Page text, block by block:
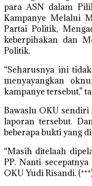
para ASN dalam
Kampanye Melalui
Partai Politik,
keberpihakan dan
Politik.
“Seharusnya ini
menyayangkan
kampanye tersebut,”
Bawaslu OKU
laporan tersebut.
beberapa bukti yang
“Masih ditelaah
PP. Nanti
OKU Yudi Risandi.